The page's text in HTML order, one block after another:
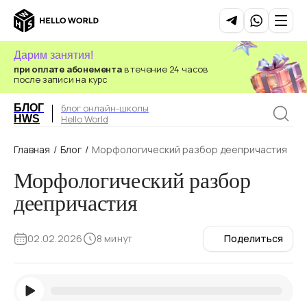
при оплате абонементав течение 24 часов
после записи на курс
Дарим занятия!
БЛОГ
HWS
блог онлайн-школы
Hello World
Главная / Блог / Морфологический разбор деепричастия
Морфологический разбор
деепричастия
02.02.2026 8 минут Поделиться